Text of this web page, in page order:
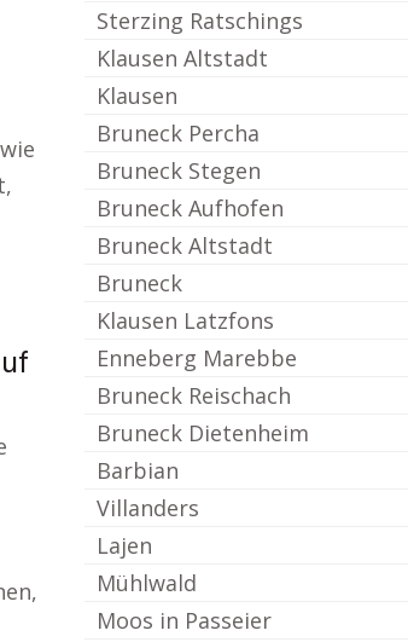
Sterzing Ratschings
Klausen Altstadt
Klausen
Bruneck Percha
Bruneck Stegen
Bruneck Aufhofen
Bruneck Altstadt
Bruneck
Klausen Latzfons
Enneberg Marebbe
Bruneck Reischach
Bruneck Dietenheim
Barbian
Villanders
Lajen
Mühlwald
Moos in Passeier